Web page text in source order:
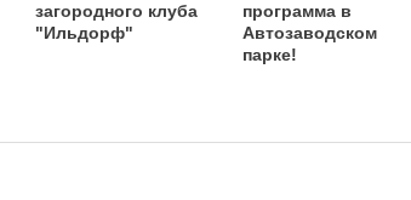
загородного клуба
"Ильдорф"
программа в
Автозаводском
парке!